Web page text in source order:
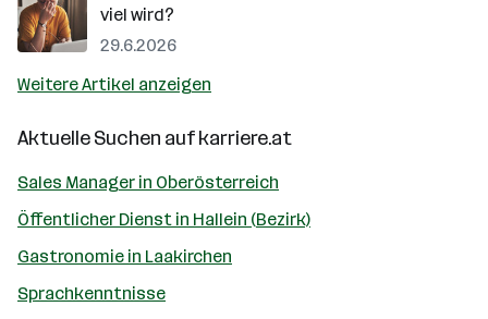
viel wird?
29.6.2026
Weitere Artikel anzeigen
Aktuelle Suchen aufkarriere.at
Sales Manager in Oberösterreich
Öffentlicher Dienst in Hallein (Bezirk)
Gastronomie in Laakirchen
Sprachkenntnisse